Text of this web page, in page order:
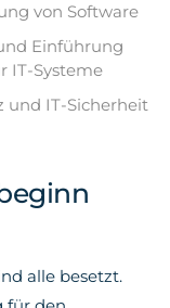
von Software
Einführung
IT-Systeme
und IT-Sicherheit
alle besetzt.